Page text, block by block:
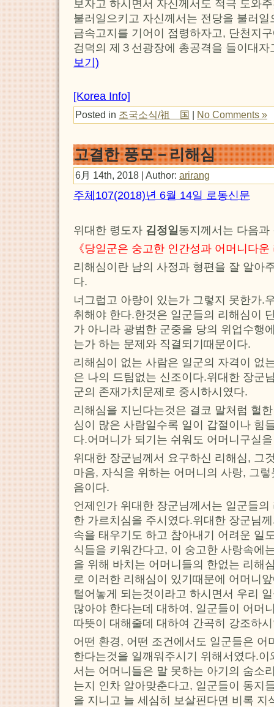
보자고 하시면서 자신께서도 적극 도와
불러일으키고 자신께서는 전당을 불러
금속고지를 기어이 점령하자고, 단천지
검덕의 제３선광장에 총공격을 들이대
보기)
[Korea Info]
Posted in 조국소식/祖 国 No Comments »
고결한 풍모－리해심
6月 14th, 2018 | Author: arirang
주체107(2018)년 6월 14일 로동신문
위대한 령도자 김정일 동지께서는 다음
《당일군은 숭고한 인간성과 어머니다
리해심이란 남의 사정과 형편을 잘 알아
다.
너그럽고 아량이 있는가 그렇지 못한가.
취해야 한다.한것은 일군들의 리해심이
가 아니라 광범한 군중을 당의 위업수행
는가 하는 문제와 직결되기때문이다.
리해심이 없는 사람은 일군의 자격이 없
은 나의 드팀없는 신조이다.위대한 장군
군의 존재가치문제로 중시하시였다.
리해심을 지닌다는것은 결코 말처럼 헐
심이 많은 사람일수록 일이 갑절이나 힘
다.어머니가 되기는 쉬워도 어머니구실
위대한 장군님께서 요구하신 리해심, 그
마음, 자식을 위하는 어머니의 사랑, 그
음이다.
언제인가 위대한 장군님께서는 일군들
한 가르치심을 주시였다.위대한 장군님
속을 태우기도 하고 참아내기 어려운 일
식들을 키워간다고, 이 숭고한 사랑속에
을 위해 바치는 어머니들의 한없는 리해
로 이러한 리해심이 있기때문에 어머니
털어놓게 되는것이라고 하시면서 우리
많아야 한다는데 대하여, 일군들이 어머
따뜻이 대해줄데 대하여 간곡히 강조하
어떤 환경, 어떤 조건에서도 일군들은 어
한다는것을 일깨워주시기 위해서였다.
서는 어머니들은 말 못하는 아기의 숨소
는지 인차 알아맞춘다고, 일군들이 동지
을 지니고 늘 세심히 보살핀다면 비록 지